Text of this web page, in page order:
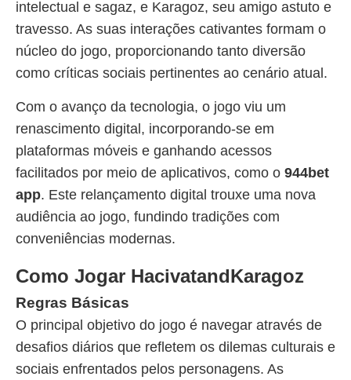
intelectual e sagaz, e Karagoz, seu amigo astuto e
travesso. As suas interações cativantes formam o
núcleo do jogo, proporcionando tanto diversão
como críticas sociais pertinentes ao cenário atual.
Com o avanço da tecnologia, o jogo viu um
renascimento digital, incorporando-se em
plataformas móveis e ganhando acessos
facilitados por meio de aplicativos, como o 944bet
app. Este relançamento digital trouxe uma nova
audiência ao jogo, fundindo tradições com
conveniências modernas.
Como Jogar HacivatandKaragoz
Regras Básicas
O principal objetivo do jogo é navegar através de
desafios diários que refletem os dilemas culturais e
sociais enfrentados pelos personagens. As